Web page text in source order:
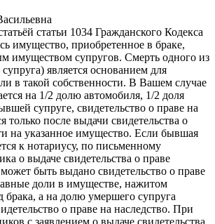
статьи 1034 Гражданского Кодекса
имущество, приобретенное в браке,
имуществом супругов. Смерть одного из
является основанием для
в такой собственности. В Вашем случае
на 1/2 долю автомобиля, 1/2 доля
супруге, свидетельство о праве на
только после выдачи свидетельства о
на указанное имущество. Если бывшая
к нотариусу, по письменному
о выдаче свидетельства о праве
быть выдано свидетельство о праве
доли в имуществе, нажитом
брака, а на долю умершего супруга
о праве на наследство. При